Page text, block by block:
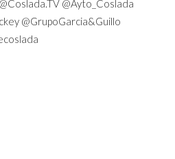
@Ayto_Coslada
@GrupoGarcia&Guillo